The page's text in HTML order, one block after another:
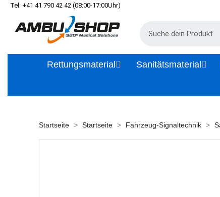
Tel: +41 41 790 42 42 (08:00-17:00Uhr)
Rettungsmaterial Sanitätsmaterial
Startseite Startseite Fahrzeug-Signaltechnik